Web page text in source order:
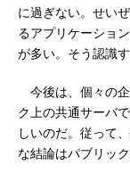
に過ぎない。せい
るアプリケーショ
が多い。そう認識
今後は、個々の
ク上の共通サーバ
しいのだ。従って
な結論はパブリッ